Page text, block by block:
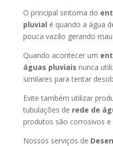
O principal sintoma do
pluvial é quando a água
pouca vazão gerando
Quando acontecer um
águas pluviais nunca
similares para tentar
Evite também utilizar
tubulações de rede de
produtos são corrosivos
Nossos serviços de